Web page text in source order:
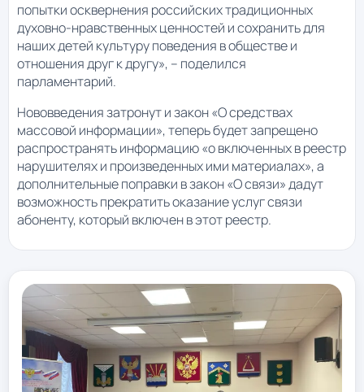
попытки осквернения российских традиционных
духовно-нравственных ценностей и сохранить для
наших детей культуру поведения в обществе и
отношения друг к другу», – поделился
парламентарий.
Нововведения затронут и закон «О средствах
массовой информации», теперь будет запрещено
распространять информацию «о включенных в реестр
нарушителях и произведенных ими материалах», а
дополнительные поправки в закон «О связи» дадут
возможность прекратить оказание услуг связи
абоненту, который включен в этот реестр.